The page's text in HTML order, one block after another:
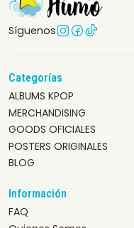
Síguenos
Categorías
ALBUMS KPOP
MERCHANDISING
GOODS OFICIALES
POSTERS ORIGINALES
BLOG
Información
FAQ